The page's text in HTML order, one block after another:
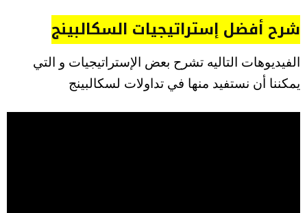
شرح أفضل إستراتيجيات السكالبينج
الفيديوهات التاليه تشرح بعض الإستراتيجيات و التي
يمكننا أن نستفيد منها في تداولات لسكالبينج